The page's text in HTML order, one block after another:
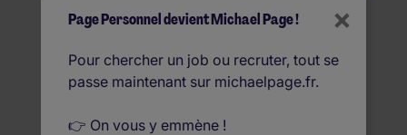
91 Offres d'emploi
Marseille en France
×
Page Personnel devient Michael Page !
Pour chercher un job ou recruter, tout se
passe maintenant sur michaelpage.fr.
👉 On vous y emmène !